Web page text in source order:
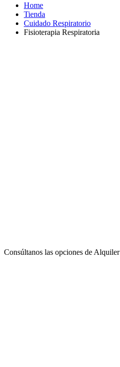
Home
Tienda
Cuidado Respiratorio
Fisioterapia Respiratoria
Consúltanos las opciones de Alquiler